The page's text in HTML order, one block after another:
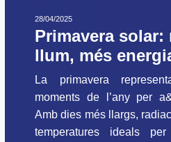
28/04/2025
Primavera solar:
llum, més
La primavera
moments de l’any per
Amb dies més llargs,
temperatures ideals